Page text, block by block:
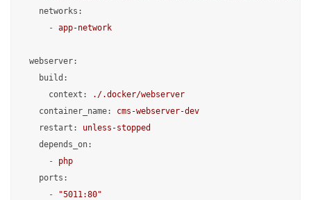
networks:
- app-network
webserver:
build:
context:
./.docker/webserver
container_name:
cms-webserver-dev
restart:
unless-stopped
depends_on:
-
php
ports:
-
"5011:80"